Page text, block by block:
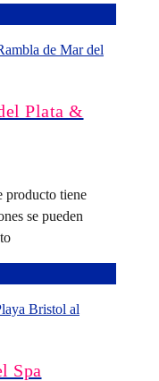
Plata &
producto tiene
se pueden
Spa